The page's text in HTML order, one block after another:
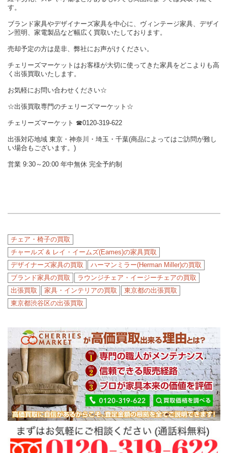
す。
ブランド家具やデザイナーズ家具を中心に、ヴィンテージ家具、デザイ
ン照明、家電製品など幅広く買取いたしております。
売却予定の方は是非、弊社にお声がけください。
チェリーズマーケットはお客様が大切に使ってきた家具をどこよりも高
く出張買取いたします。
お気軽にお問い合わせください☆
☆出張買取専門のチェリーズマーケット☆
チェリーズマーケット ☎︎0120-319-622
出張対応地域 東京・神奈川・埼玉・千葉(商品によってはご訪問が難し
い場合もございます。)
営業 9:30～20:00 年中無休 完全予約制
チェア・椅子の買取
チャールズ & レイ・イームズ(Eames)の家具買取
デザイナーズ家具の買取
ハーマンミラー(Herman Miller)の買取
ブランド家具の買取
ラウンジチェア・イージーチェアの買取
出張買取
家具・インテリアの買取
東京都の出張買取
東京都渋谷区の出張買取